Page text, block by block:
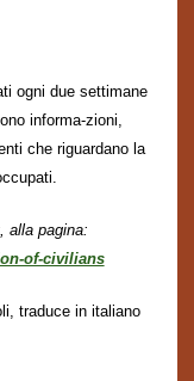
ogni due settimane
informa-zioni,
che riguardano la
alla pagina:
of-civilians
traduce in italiano